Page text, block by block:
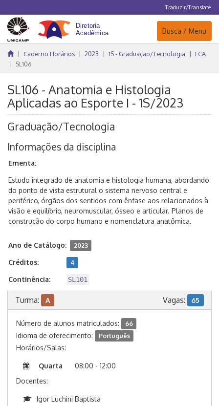
Traduzir/Translate
Navegação
Busca / Menu
Caderno Horários 2023 1S - Graduação/Tecnologia
FCA
SL106
SL106 - Anatomia e Histologia
Aplicadas ao Esporte I - 1S/2023
Graduação/Tecnologia
Informações da disciplina
Ementa:
Estudo integrado de anatomia e histologia humana, abordando
do ponto de vista estrutural o sistema nervoso central e
periférico, órgãos dos sentidos com ênfase aos relacionados à
visão e equilíbrio, neuromuscular, ósseo e articular. Planos de
construção do corpo humano e nomenclatura anatômica.
Ano de Catálogo: 2023
Créditos: 4
Continência: SL101
Turma: A Vagas: 65
Número de alunos matriculados: 66
Idioma de oferecimento: Português
Horários/Salas:
Quarta
08:00 - 12:00
Docentes:
Igor Luchini Baptista